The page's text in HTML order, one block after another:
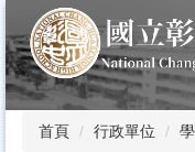
到
主
要
內
首頁 行政單位